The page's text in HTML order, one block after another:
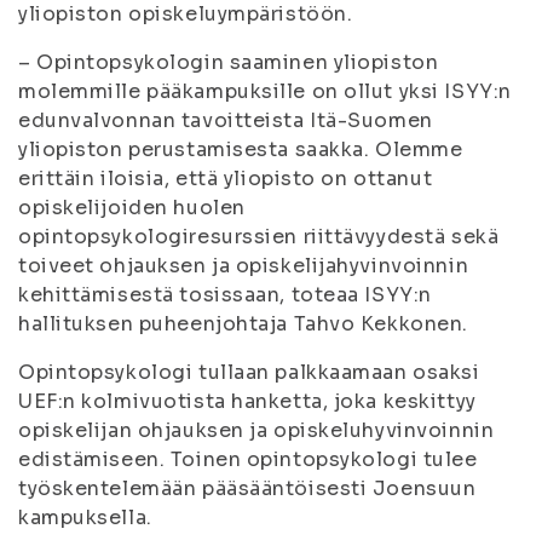
yliopiston opiskeluympäristöön.
– Opintopsykologin saaminen yliopiston
molemmille pääkampuksille on ollut yksi ISYY:n
edunvalvonnan tavoitteista Itä-Suomen
yliopiston perustamisesta saakka. Olemme
erittäin iloisia, että yliopisto on ottanut
opiskelijoiden huolen
opintopsykologiresurssien riittävyydestä sekä
toiveet ohjauksen ja opiskelijahyvinvoinnin
kehittämisestä tosissaan, toteaa ISYY:n
hallituksen puheenjohtaja Tahvo Kekkonen.
Opintopsykologi tullaan palkkaamaan osaksi
UEF:n kolmivuotista hanketta, joka keskittyy
opiskelijan ohjauksen ja opiskeluhyvinvoinnin
edistämiseen. Toinen opintopsykologi tulee
työskentelemään pääsääntöisesti Joensuun
kampuksella.